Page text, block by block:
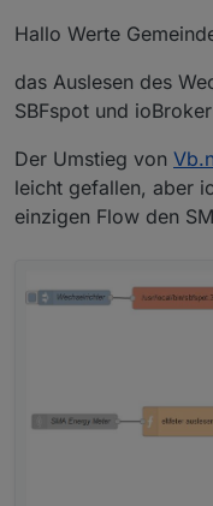
pvcurrent=$(
## debug ##
#echo
regex="^[0-
if
! [[
"No
curl --
Hallo Werte
das Auslesen des
SBFspot und
Der Umstieg von
leicht gefallen, aber
einzigen Flow den